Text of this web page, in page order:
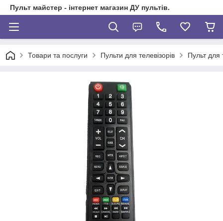
Пульт майстер - інтернет магазин ДУ пультів.
Товари та послуги Пульти для телевізорів Пульт для